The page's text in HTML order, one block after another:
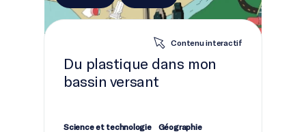
Contenu interactif
Du plastique dans mon
bassin versant
Science et technologie Géographie